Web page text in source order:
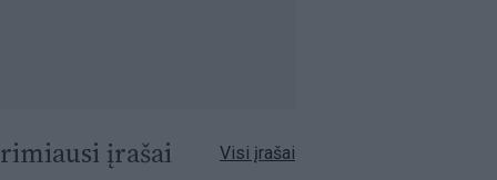
įrašai Visi įrašai